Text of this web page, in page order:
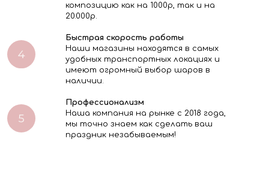
композицию как на 1000р, так и на
20.000р.
Быстрая скорость работы
Наши магазины находятся в самых
удобных транспортных локациях и
имеют огромный выбор шаров в
наличии.
Профессионализм
Наша компания на рынке с 2018 года,
мы точно знаем как сделать ваш
праздник незабываемым!